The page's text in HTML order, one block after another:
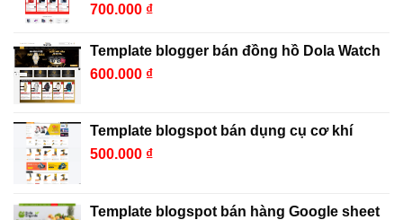
700.000 ₫
Template blogger bán đồng hồ Dola Watch
600.000 ₫
Template blogspot bán dụng cụ cơ khí
500.000 ₫
Template blogspot bán hàng Google sheet